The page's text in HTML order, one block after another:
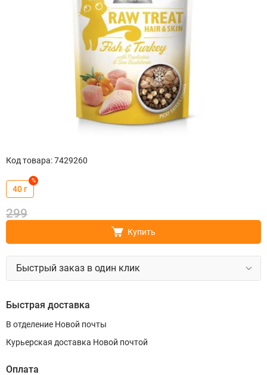
Код товара:7429260
40 г
%
299
Купить
Быстрый заказ в один клик
Быстрая доставка
В отделение Новой почты
Курьерская доставка Новой почтой
Оплата